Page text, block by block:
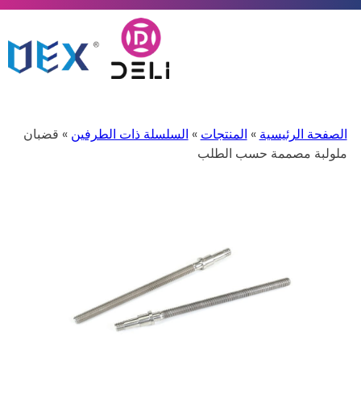
الصفحة الرئيسية » المنتجات » السلسلة ذات الطرفين » قضبان
ملولبة مصممة حسب الطلب